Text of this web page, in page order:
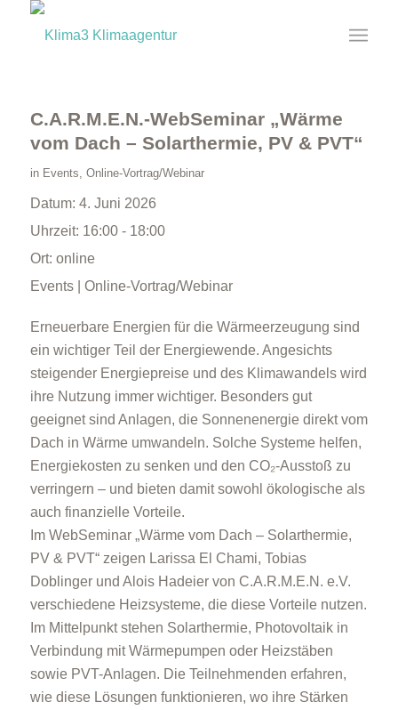
C.A.R.M.E.N.-WebSeminar „Wärme
vom Dach – Solarthermie, PV & PVT“
in Events, Online-Vortrag/Webinar
Datum: 4. Juni 2026
Uhrzeit: 16:00 - 18:00
Ort: online
Events | Online-Vortrag/Webinar
Erneuerbare Energien für die Wärmeerzeugung sind
ein wichtiger Teil der Energiewende. Angesichts
steigender Energiepreise und des Klimawandels wird
ihre Nutzung immer wichtiger. Besonders gut
geeignet sind Anlagen, die Sonnenenergie direkt vom
Dach in Wärme umwandeln. Solche Systeme helfen,
Energiekosten zu senken und den CO₂-Ausstoß zu
verringern – und bieten damit sowohl ökologische als
auch finanzielle Vorteile.
Im WebSeminar „Wärme vom Dach – Solarthermie,
PV & PVT“ zeigen Larissa El Chami, Tobias
Doblinger und Alois Hadeier von C.A.R.M.E.N. e.V.
verschiedene Heizsysteme, die diese Vorteile nutzen.
Im Mittelpunkt stehen Solarthermie, Photovoltaik in
Verbindung mit Wärmepumpen oder Heizstäben
sowie PVT-Anlagen. Die Teilnehmenden erfahren,
wie diese Lösungen funktionieren, wo ihre Stärken